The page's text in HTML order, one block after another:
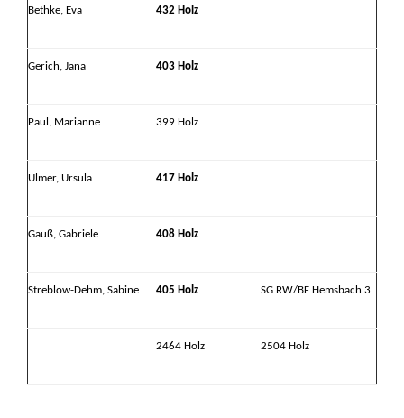
Bethke, Eva 432 Holz
Gerich, Jana 403 Holz
Paul, Marianne 399 Holz
Ulmer, Ursula 417 Holz
Gauß, Gabriele 408 Holz
Streblow-Dehm, Sabine 405 Holz SG RW/BF Hemsbach 3
2464 Holz 2504 Holz